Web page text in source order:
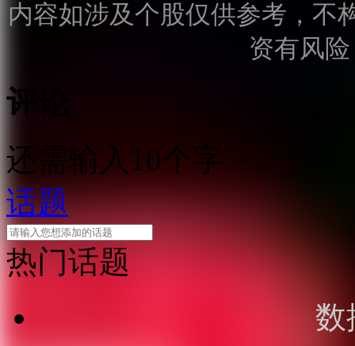
内容如涉及个股仅供参考，不
资有风
评论
还需输入10个字
话题
热门话题
数